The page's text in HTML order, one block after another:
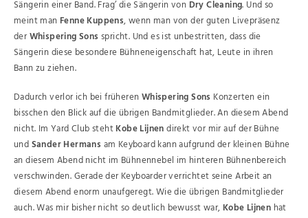
Sängerin einer Band. Frag’ die Sängerin von Dry Cleaning. Und so
meint man Fenne Kuppens, wenn man von der guten Livepräsenz
derWhispering Sons spricht. Und es ist unbestritten, dass die
Sängerin diese besondere Bühneneigenschaft hat, Leute in ihren
Bann zu ziehen.
Dadurch verlor ich bei früherenWhispering Sons Konzerten ein
bisschen den Blick auf die übrigen Bandmitglieder. An diesem Abend
nicht. Im Yard Club stehtKobe Lijnendirekt vor mir auf der Bühne
undSander Hermans am Keyboard kann aufgrund der kleinen Bühne
an diesem Abend nicht im Bühnennebel im hinteren Bühnenbereich
verschwinden. Gerade der Keyboarder verrichtet seine Arbeit an
diesem Abend enorm unaufgeregt. Wie die übrigen Bandmitglieder
auch. Was mir bisher nicht so deutlich bewusst war, Kobe Lijnen hat